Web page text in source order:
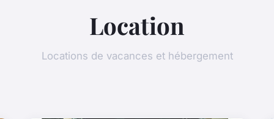
Location
Locations de vacances et hébergement